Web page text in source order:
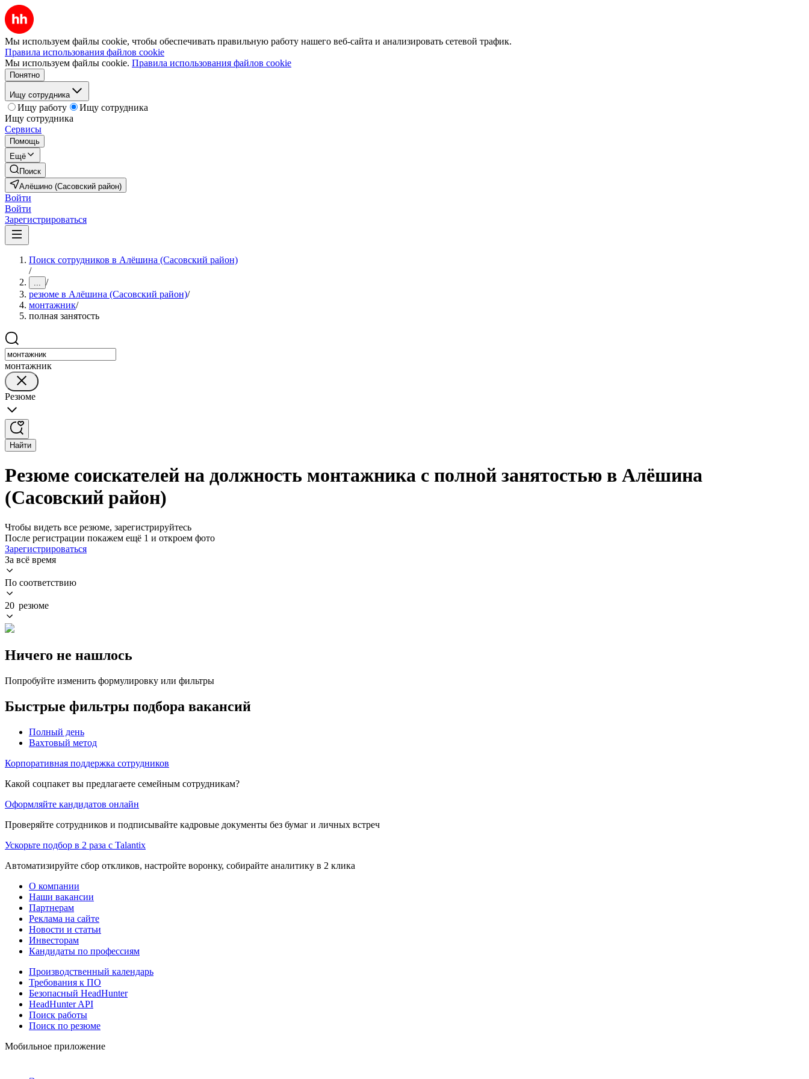
Мы используем файлы cookie, чтобы обеспечивать правильную работу нашего веб-сайта и анализировать сетевой трафик.
Правила использования файлов cookie
Мы используем файлы cookie. Правила использования файлов cookie
Понятно
Ищу сотрудника
Ищу работу
Ищу сотрудника
Ищу сотрудника
Сервисы
Помощь
Ещё
Поиск
Алёшино (Сасовский район)
Войти
Войти
Зарегистрироваться
Поиск сотрудников в Алёшина (Сасовский район)
/
... /
резюме в Алёшина (Сасовский район)/
монтажник/
полная занятость
монтажник
Резюме
Найти
Резюме соискателей на должность монтажника с полной занятостью в Алёшина
(Сасовский район)
Чтобы видеть все резюме, зарегистрируйтесь
После регистрации покажем ещё 1 и откроем фото
Зарегистрироваться
За всё время
По соответствию
20 резюме
Ничего не нашлось
Попробуйте изменить формулировку или фильтры
Быстрые фильтры подбора вакансий
Полный день
Вахтовый метод
Корпоративная поддержка сотрудников
Какой соцпакет вы предлагаете семейным сотрудникам?
Оформляйте кандидатов онлайн
Проверяйте сотрудников и подписывайте кадровые документы без бумаг и личных встреч
Ускорьте подбор в 2 раза с Talantix
Автоматизируйте сбор откликов, настройте воронку, собирайте аналитику в 2 клика
О компании
Наши вакансии
Партнерам
Реклама на сайте
Новости и статьи
Инвесторам
Кандидаты по профессиям
Производственный календарь
Требования к ПО
Безопасный HeadHunter
HeadHunter API
Поиск работы
Поиск по резюме
Мобильное приложение